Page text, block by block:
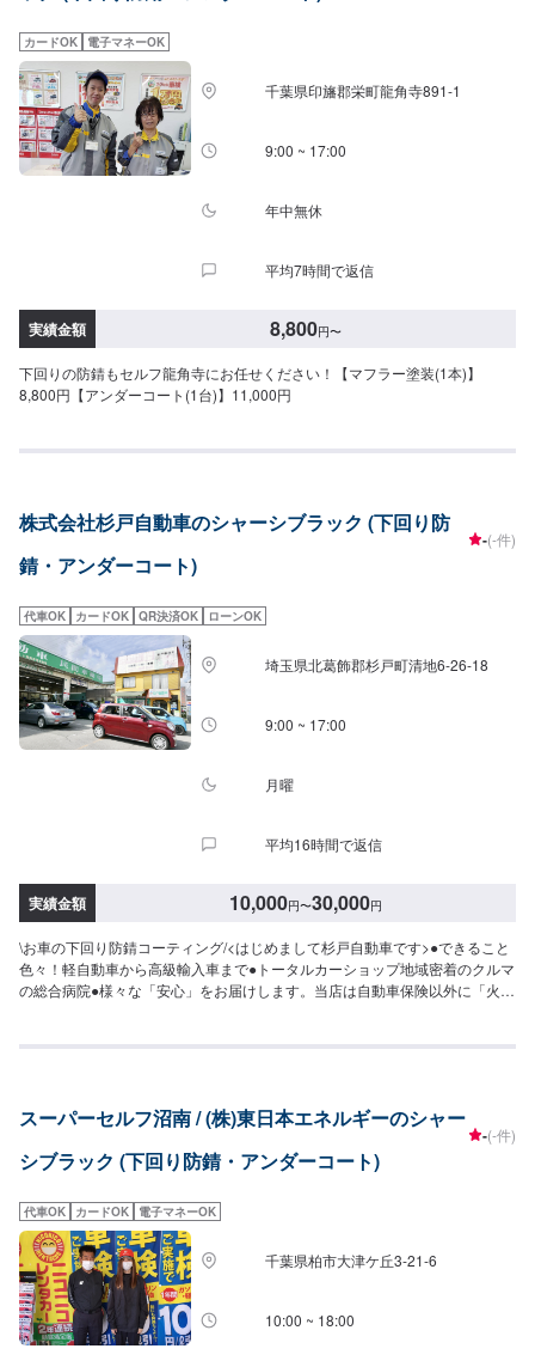
カードOK 電子マネーOK
千葉県印旛郡栄町龍角寺891-1
9:00 ~ 17:00
年中無休
平均7時間で返信
実績金額 8,800円〜
下回りの防錆もセルフ龍角寺にお任せください！【マフラー塗装(1本)】
8,800円【アンダーコート(1台)】11,000円
株式会社杉戸自動車のシャーシブラック (下回り防
錆・アンダーコート)
-(-件)
代車OK カードOK QR決済OK ローンOK
埼玉県北葛飾郡杉戸町清地6-26-18
9:00 ~ 17:00
月曜
平均16時間で返信
実績金額 10,000円〜30,000円
\お車の下回り防錆コーティング/<はじめまして杉戸自動車です>●できること
色々！軽自動車から高級輸入車まで●トータルカーショップ地域密着のクルマ
の総合病院●様々な「安心」をお届けします。当店は自動車保険以外に「火災
も、クルマの購入もいろいろ、説明力も対応力も！1969年に創業して以来、
もお客様に笑顔を届けられるよう、新しいお店のオープンも進んでおりま
スーパーセルフ沼南 / (株)東日本エネルギーのシャー
シブラック (下回り防錆・アンダーコート)
-(-件)
代車OK カードOK 電子マネーOK
千葉県柏市大津ケ丘3-21-6
10:00 ~ 18:00